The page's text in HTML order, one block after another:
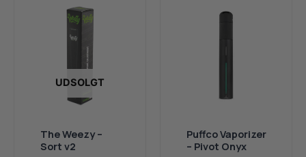
UDSOLGT
The Weezy –
Sort v2
Puffco Vaporizer
– Pivot Onyx